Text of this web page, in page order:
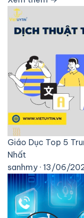
Giáo Dục Top 5
Nhất
sanhmy · 13/06/